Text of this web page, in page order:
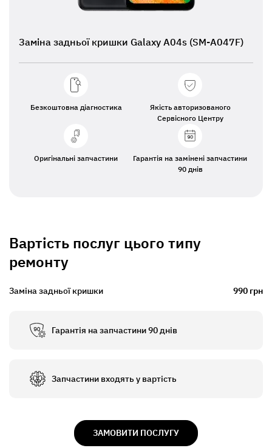
Заміна задньої кришки Galaxy A04s (SM-A047F)
Безкоштовна діагностика
Якість авторизованого
Сервісного Центру
Оригінальні запчастини
Гарантія на замінені запчастини
90 днів
Вартість послуг цього типу
ремонту
Заміна задньої кришки 990 грн
Гарантія на запчастини 90 днів
Запчастини входять у вартість
ЗАМОВИТИ ПОСЛУГУ